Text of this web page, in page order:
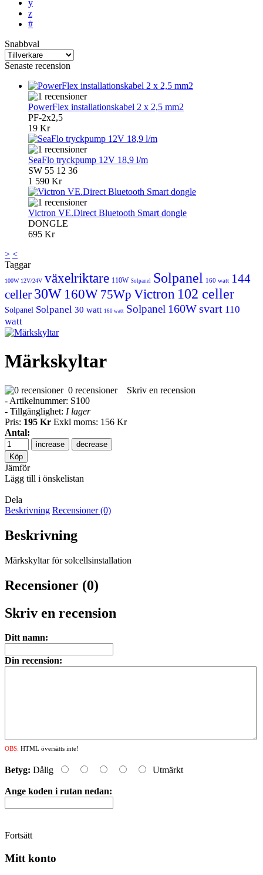
y
z
#
Snabbval
Senaste recension
PowerFlex installationskabel 2 x 2,5 mm2
PF-2x2,5
19 Kr
SeaFlo tryckpump 12V 18,9 l/m
SW 55 12 36
1 590 Kr
Victron VE.Direct Bluetooth Smart dongle
DONGLE
695 Kr
> <
Taggar
100W 12V/24V växelriktare 110W Solpanel Solpanel 160 watt 144
celler 30W 160W 75Wp Victron 102 celler
Solpanel Solpanel 30 watt 160 watt Solpanel 160Wsvart 110
watt
Märkskyltar
0 recensioner
Skriv en recension
- Artikelnummer: S100
- Tillgänglighet: I lager
Pris: 195 Kr Exkl moms: 156 Kr
Antal:
increase decrease
Jämför
Lägg till i önskelistan
Dela
Beskrivning Recensioner (0)
Beskrivning
Märkskyltar för solcellsinstallation
Recensioner (0)
Skriv en recension
Ditt namn:
Din recension:
OBS: HTML översätts inte!
Betyg: Dålig Utmärkt
Ange koden i rutan nedan:
Fortsätt
Mitt konto